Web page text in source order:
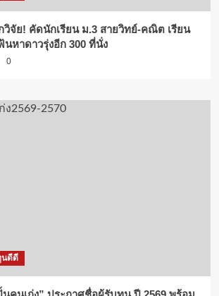
วิจัย! คัดนักเรียน ม.3 สายวิทย์-คณิต เรียน
หาดาวรุ่งอีก 300 ที่นั่ง
0
ดีดี